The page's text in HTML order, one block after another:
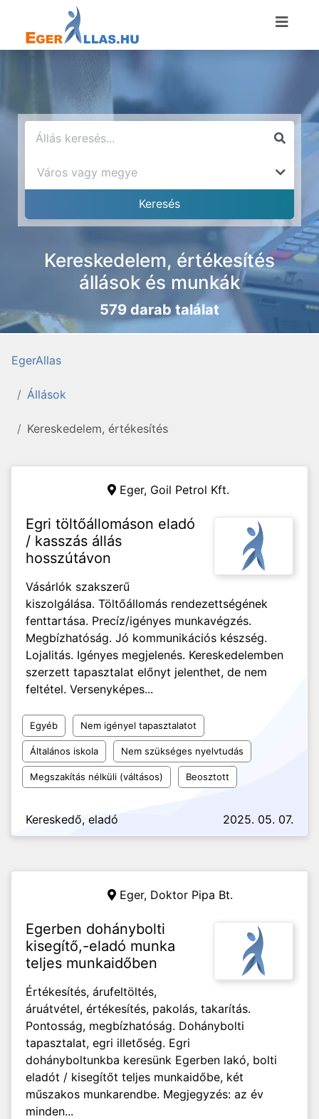
Kereskedelem, értékesítés
állások és munkák
579 darab találat
EgerAllas
Állások
Kereskedelem, értékesítés
Eger, Goil Petrol Kft.
Egri töltőállomáson eladó
/ kasszás állás
hosszútávon
Vásárlók szakszerű
kiszolgálása. Töltőállomás rendezettségének
fenttartása. Precíz/igényes munkavégzés.
Megbízhatóság. Jó kommunikációs készség.
Lojalitás. Igényes megjelenés. Kereskedelemben
szerzett tapasztalat előnyt jelenthet, de nem
feltétel. Versenyképes...
Egyéb Nem igényel tapasztalatot
Általános iskola Nem szükséges nyelvtudás
Megszakítás nélküli (váltásos) Beosztott
Kereskedő, eladó 2025. 05. 07.
Eger, Doktor Pipa Bt.
Egerben dohánybolti
kisegítő,-eladó munka
teljes munkaidőben
Értékesítés, árufeltöltés,
áruátvétel, értékesítés, pakolás, takarítás.
Pontosság, megbízhatóság. Dohánybolti
tapasztalat, egri illetőség. Egri
dohányboltunkba keresünk Egerben lakó, bolti
eladót / kisegítőt teljes munkaidőbe, két
műszakos munkarendbe. Megjegyzés: az év
minden...